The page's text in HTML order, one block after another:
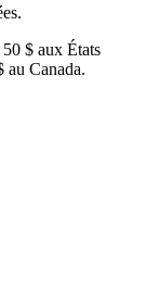
$ aux États
au Canada.